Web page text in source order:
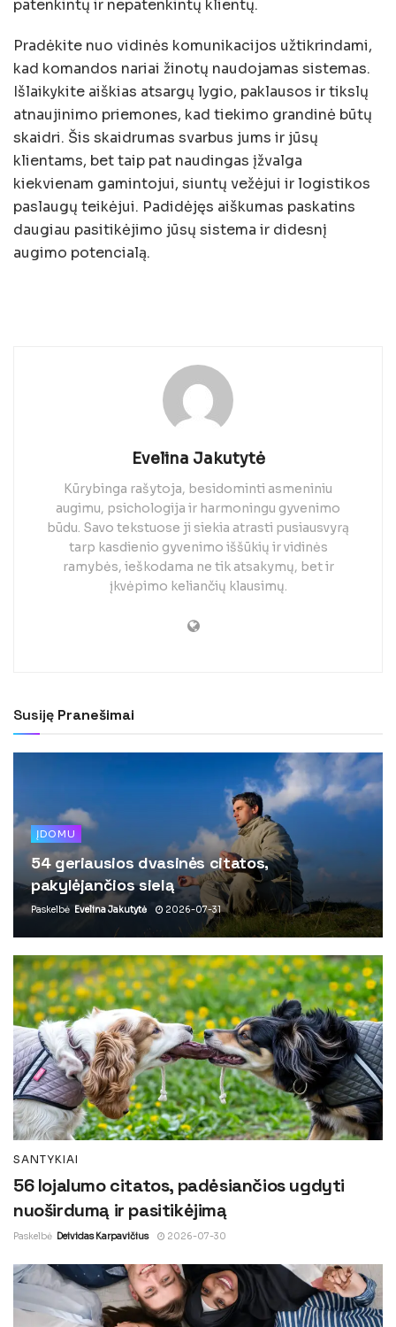
patenkintų ir nepatenkintų klientų.
Pradėkite nuo vidinės komunikacijos užtikrindami,
kad komandos nariai žinotų naudojamas sistemas.
Išlaikykite aiškias atsargų lygio, paklausos ir tikslų
atnaujinimo priemones, kad tiekimo grandinė būtų
skaidri. Šis skaidrumas svarbus jums ir jūsų
klientams, bet taip pat naudingas įžvalga
kiekvienam gamintojui, siuntų vežėjui ir logistikos
paslaugų teikėjui. Padidėjęs aiškumas paskatins
daugiau pasitikėjimo jūsų sistema ir didesnį
augimo potencialą.
Evelina Jakutytė
Kūrybinga rašytoja, besidominti asmeniniu
augimu, psichologija ir harmoningu gyvenimo
būdu. Savo tekstuose ji siekia atrasti pusiausvyrą
tarp kasdienio gyvenimo iššūkių ir vidinės
ramybės, ieškodama ne tik atsakymų, bet ir
įkvėpimo keliančių klausimų.
Susiję Pranešimai
ĮDOMU
54 geriausios dvasinės citatos,
pakylėjančios sielą
Paskelbė Evelina Jakutytė 2026-07-31
SANTYKIAI
56 lojalumo citatos, padėsiančios ugdyti
nuoširdumą ir pasitikėjimą
Paskelbė Deividas Karpavičius 2026-07-30